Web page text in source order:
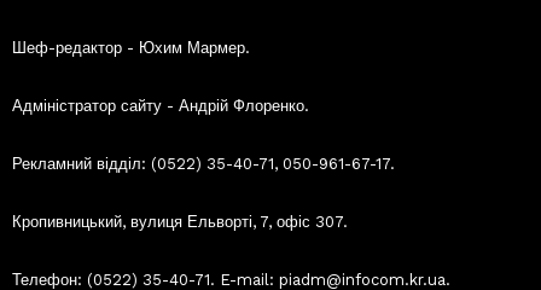
Шеф-редактор - Юхим Мармер.
Адміністратор сайту - Андрій Флоренко.
Рекламний відділ: (0522) 35-40-71, 050-961-67-17.
Кропивницький, вулиця Ельворті, 7, офіс 307.
Телефон: (0522) 35-40-71. E-mail: piadm@infocom.kr.ua.